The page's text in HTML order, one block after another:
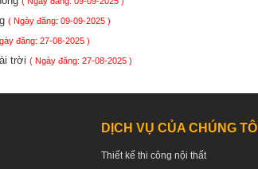
( Ngày đăng: 09-09-2025 )
đăng: 27-08-2025 )
trời ( Ngày đăng: 27-08-2025 )
DỊCH VỤ CỦA CHÚNG TÔI
Thiết kế thi công nội thất